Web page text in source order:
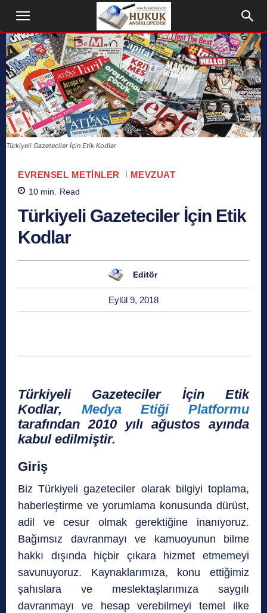
Türkiyeli Gazeteciler İçin Etik Kodlar
EVRENSEL METINLER MEVZUAT
10 min. Read
Türkiyeli Gazeteciler İçin Etik
Kodlar
Editör
Eylül 9, 2018
Türkiyeli Gazeteciler İçin Etik
Kodlar, Medya Etiği Platformu
tarafından 2010 yılı ağustos ayında
kabul edilmiştir.
Giriş
Biz Türkiyeli gazeteciler olarak bilgiyi toplama,
haberleştirme ve yorumlama konusunda dürüst,
adil ve cesur olmak gerektiğine inanıyoruz.
Bağımsız davranmayı ve kamuoyunun bilme
hakkı dışında hiçbir çıkara hizmet etmemeyi
savunuyoruz. Kaynaklarımıza, konu ettiğimiz
şahıslara ve meslektaşlarımıza saygılı
davranmayı ve hesap verebilmeyi temel ilke